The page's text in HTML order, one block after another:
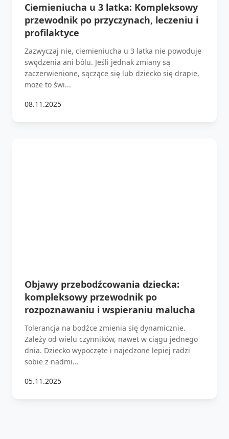
Ciemieniucha u 3 latka: Kompleksowy
przewodnik po przyczynach, leczeniu i
profilaktyce
Zazwyczaj nie, ciemieniucha u 3 latka nie powoduje
swędzenia ani bólu. Jeśli jednak zmiany są
zaczerwienione, sączące się lub dziecko się drapie,
może to świ...
08.11.2025
Objawy przebodźcowania dziecka:
kompleksowy przewodnik po
rozpoznawaniu i wspieraniu malucha
Tolerancja na bodźce zmienia się dynamicznie.
Zależy od wielu czynników, nawet w ciągu jednego
dnia. Dziecko wypoczęte i najedzone lepiej radzi
sobie z nadmi...
05.11.2025